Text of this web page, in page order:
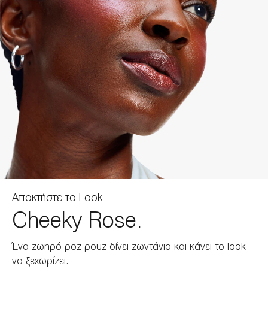
Αποκτήστε το Look
Cheeky Rose.
Ένα ζωηρό ροζ ρουζ δίνει ζωντάνια και κάνει το look
να ξεχωρίζει.